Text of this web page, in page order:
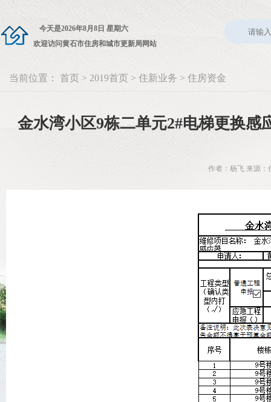
今天是2026年8月8日 星期六
欢迎访问黄石市住房和城市更新局网站
当前位置： 首页 > 2019首页 > 住新业务 > 住房资金
金水湾小区9栋二单元2#电梯更换
作者：杨飞 来源